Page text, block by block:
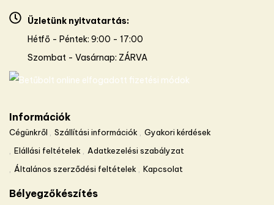
Üzletünk nyitvatartás:
Hétfő - Péntek: 9:00 - 17:00
Szombat - Vasárnap: ZÁRVA
Információk
Cégünkről Szállítási információk
Gyakori kérdések
Elállási feltételek
Adatkezelési szabályzat
Általános szerződési feltételek
Kapcsolat
Bélyegzőkészítés